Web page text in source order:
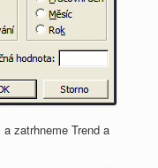
zatrhneme Trend a